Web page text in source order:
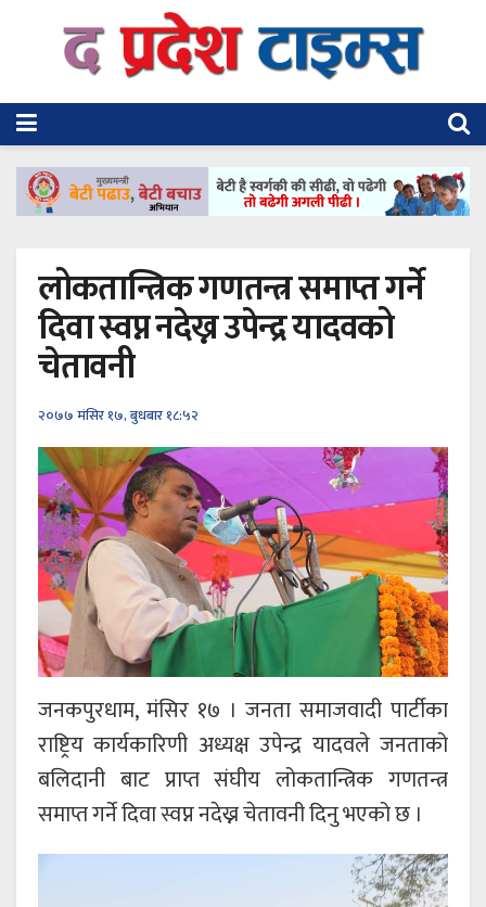
लोकतान्त्रिक गणतन्त्र समाप्त गर्ने
दिवा स्वप्न नदेख्न उपेन्द्र यादवको
चेतावनी
२०७७ मंसिर १७, बुधबार १८:५२
जनकपुरधाम, मंसिर १७ । जनता समाजवादी पार्टीका
राष्ट्रिय कार्यकारिणी अध्यक्ष उपेन्द्र यादवले जनताको
बलिदानी बाट प्राप्त संघीय लोकतान्त्रिक गणतन्त्र
समाप्त गर्ने दिवा स्वप्न नदेख्न चेतावनी दिनु भएको छ ।